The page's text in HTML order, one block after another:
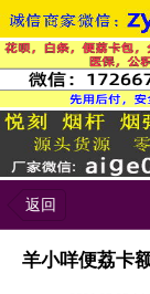
返回
羊小咩便荔卡